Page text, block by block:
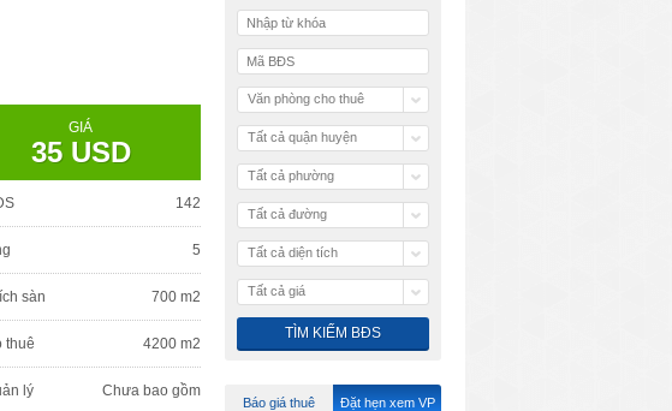
GIÁ
35 USD
142
5
sàn 700 m2
thuê 4200 m2
lý Chưa bao gồm
Văn phòng cho thuê
Tất cả quận huyện
Tất cả phường
Tất cả đường
Tất cả diện tích
Tất cả giá
Báo giá thuê Đặt hẹn xem VP